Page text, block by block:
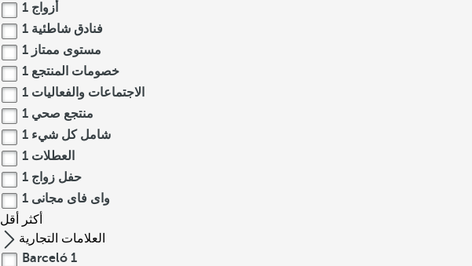
أزواج 1
فنادق شاطئية 1
مستوى ممتاز 1
خصومات المنتجع 1
الاجتماعات والفعاليات 1
منتجع صحي 1
شامل كل شيء 1
العطلات 1
حفل زواج 1
واى فاى مجانى 1
أكثر
أقل
العلامات التجارية
Barceló 1